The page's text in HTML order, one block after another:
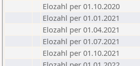
Elozahl per 01.10.2020
Elozahl per 01.01.2021
Elozahl per 01.04.2021
Elozahl per 01.07.2021
Elozahl per 01.10.2021